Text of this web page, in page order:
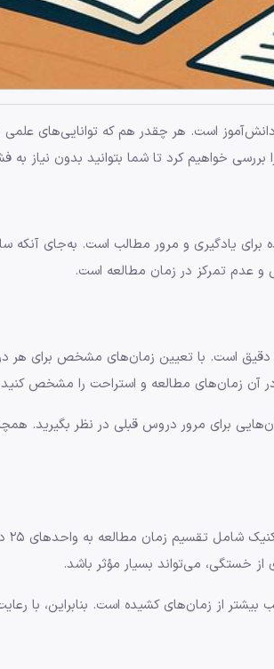
است. هر چقدر هم که توانایی‌های علمی
خواهیم کرد تا شما بتوانید بدون نیاز به
برای یادگیری و مرور مطالب است. به‌جای
و عدم تمرکز در زمان مطالعه است.
دقیق است. با تعیین زمان‌های مشخص برای
در آن زمان‌های مطالعه و استراحت را مشخص کنید.
برای مرور دروس قبلی در نظر بگیرید.
از زمان‌های کشیده است. بنابراین، با